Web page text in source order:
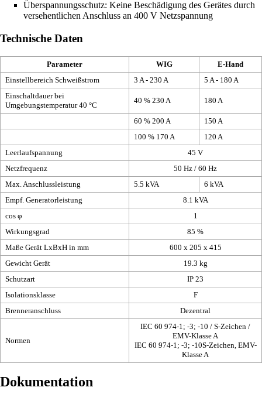
Überspannungsschutz: Keine Beschädigung des Gerätes durch
versehentlichen Anschluss an 400 V Netzspannung
Technische Daten
Parameter WIG
E-Hand
Einstellbereich Schweißstrom
3 A - 230 A
5 A - 180 A
Einschaltdauer bei
Umgebungstemperatur 40 °C
40 % 230 A 180 A
60 % 200 A
150 A
100 % 170 A
120 A
Leerlaufspannung
45 V
Netzfrequenz
50 Hz / 60 Hz
Max. Anschlussleistung
5.5 kVA
6 kVA
Empf. Generatorleistung
8.1 kVA
cos φ
1
Wirkungsgrad
85 %
Maße Gerät LxBxH in mm
600 x 205 x 415
Gewicht Gerät
19.3 kg
Schutzart
IP 23
Isolationsklasse
F
Brenneranschluss
Dezentral
Normen
IEC 60 974-1; -3; -10 / S-Zeichen /
EMV-Klasse A
IEC 60 974-1; -3; -10S-Zeichen, EMV-
Klasse A
Dokumentation